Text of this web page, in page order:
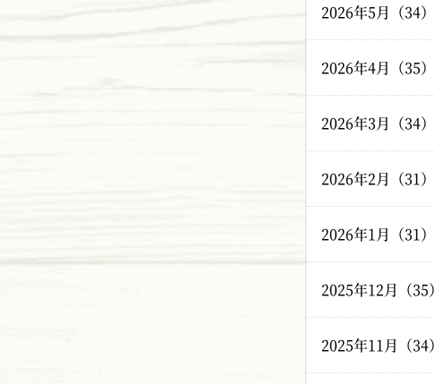
2026年5月（34）
2026年4月（35）
2026年3月（34）
2026年2月（31）
2026年1月（31）
2025年12月（35）
2025年11月（34）